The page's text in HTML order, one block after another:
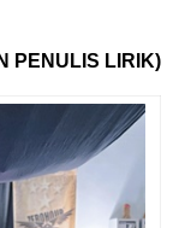
PENULIS LIRIK)